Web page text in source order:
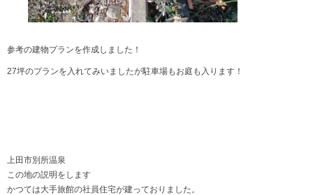
参考の建物プランを作成しました！
27坪のプランを入れてみいましたが駐車場もお庭も入ります！
上田市別所温泉
この地の説明をします
かつては大手旅館の社員住宅が建っておりました。